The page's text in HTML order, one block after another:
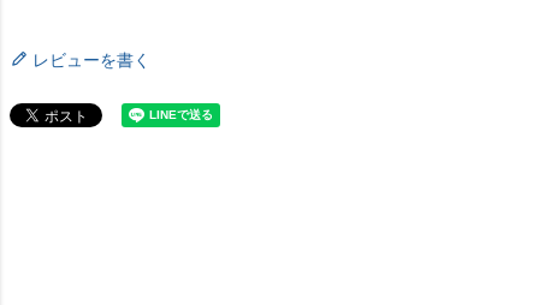
レビューを書く